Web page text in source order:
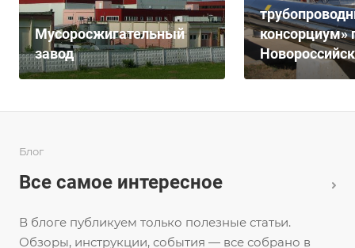
Мусоросжигательный
завод
консорциум»
Блог
Все самое интересное
В блоге публикуем только полезные статьи.
Обзоры, инструкции, события — все собрано в